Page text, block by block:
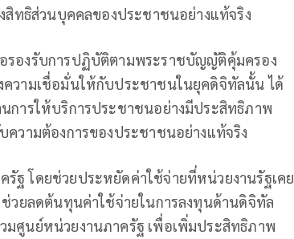
สิทธิส่วนบุคคลของประชาชนอย่างแท้จริง
รองรับการปฏิบัติตามพระราชบัญญัติคุ้มครอง
ความเชื่อมั่นให้กับประชาชนในยุคดิจิทัลนั้น ได้
การให้บริการประชาชนอย่างมีประสิทธิภาพ
วามต้องการของประชาชนอย่างแท้จริง
ฐ โดยช่วยประหยัดค่าใช้จ่ายที่หน่วยงานรัฐเคย
วยลดต้นทุนค่าใช้จ่ายในการลงทุนด้านดิจิทัล
มศูนย์หน่วยงานภาครัฐ เพื่อเพิ่มประสิทธิภาพ